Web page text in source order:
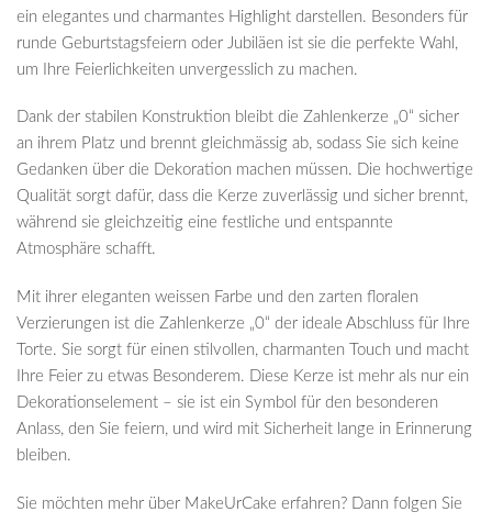
ein elegantes und charmantes Highlight darstellen. Besonders für
runde Geburtstagsfeiern oder Jubiläen ist sie die perfekte Wahl,
um Ihre Feierlichkeiten unvergesslich zu machen.
Dank der stabilen Konstruktion bleibt die Zahlenkerze „0“ sicher
an ihrem Platz und brennt gleichmässig ab, sodass Sie sich keine
Gedanken über die Dekoration machen müssen. Die hochwertige
Qualität sorgt dafür, dass die Kerze zuverlässig und sicher brennt,
während sie gleichzeitig eine festliche und entspannte
Atmosphäre schafft.
Mit ihrer eleganten weissen Farbe und den zarten floralen
Verzierungen ist die Zahlenkerze „0“ der ideale Abschluss für Ihre
Torte. Sie sorgt für einen stilvollen, charmanten Touch und macht
Ihre Feier zu etwas Besonderem. Diese Kerze ist mehr als nur ein
Dekorationselement – sie ist ein Symbol für den besonderen
Anlass, den Sie feiern, und wird mit Sicherheit lange in Erinnerung
bleiben.
Sie möchten mehr über MakeUrCake erfahren? Dann folgen Sie